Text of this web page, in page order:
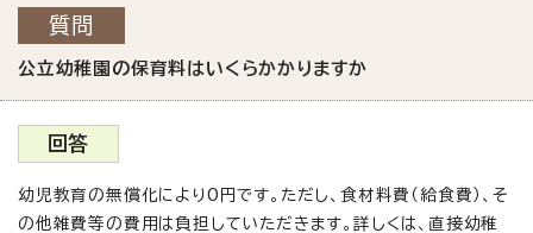
質問
公立幼稚園の保育料はいくらかかりますか
回答
幼児教育の無償化により0円です。ただし、食材料費（給食費）、そ
の他雑費等の費用は負担していただきます。詳しくは、直接幼稚